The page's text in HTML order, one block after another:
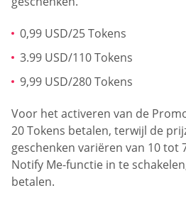
0,99 USD/25 Tokens
3.99 USD/110 Tokens
9,99 USD/280 Tokens
Voor het activeren van de
20 Tokens betalen, terwijl de
geschenken variëren van 10 tot
Notify Me-functie in te
betalen.